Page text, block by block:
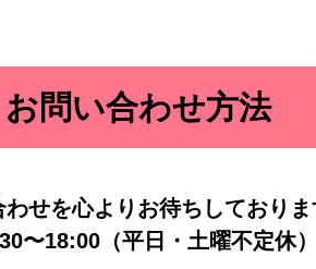
問い合わせ方法
わせを心よりお待ちしており
〜18:00（平日・土曜不定休